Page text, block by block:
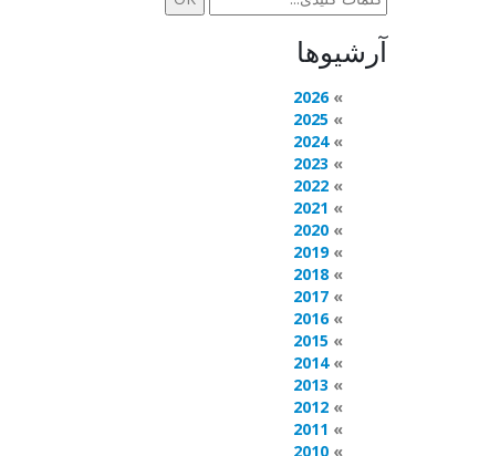
آرشیوها
2026
2025
2024
2023
2022
2021
2020
2019
2018
2017
2016
2015
2014
2013
2012
2011
2010